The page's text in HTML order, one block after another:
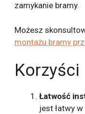
zamykanie bramy.
Możesz
montażu bramy
Korzyści
Łatwość
jest łatwy